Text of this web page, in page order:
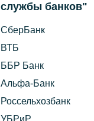
службы банков"
СберБанк
ВТБ
ББР Банк
Альфа-Банк
Россельхозбанк
УБРиР